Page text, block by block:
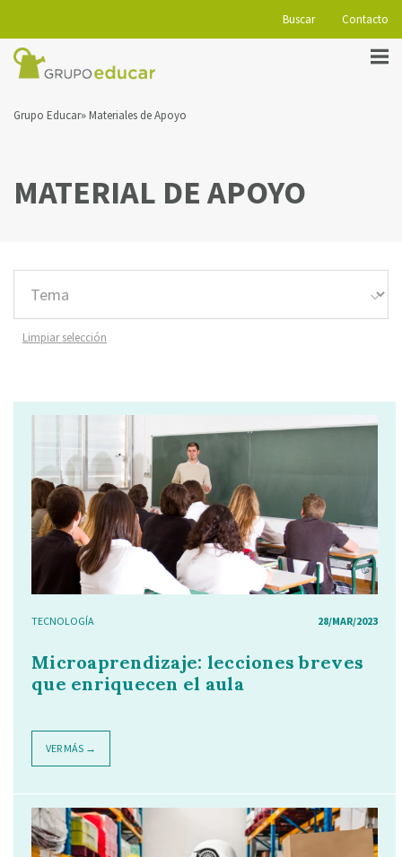
Buscar Contacto
Grupo Educar Materiales de Apoyo
MATERIAL DE APOYO
Limpiar selección
TECNOLOGÍA 28/MAR/2023
Microaprendizaje: lecciones breves
que enriquecen el aula
VER MÁS →